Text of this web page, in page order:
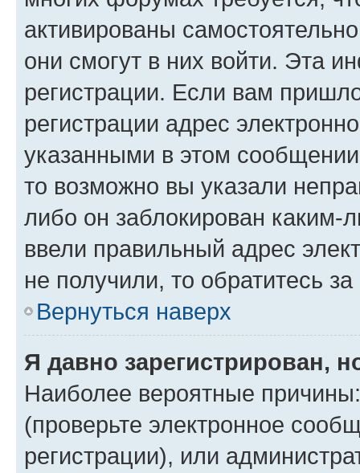
активированы
они смогут в них войти. Эта
регистрации. Если вам
регистрации адрес
указанными в этом
то возможно вы указали
либо он заблокирован
ввели правильный адрес
не получили, то обратитесь
Вернуться наверх
Я давно зарегистрирован,
Наиболее вероятные
(проверьте электронное
регистрации), или